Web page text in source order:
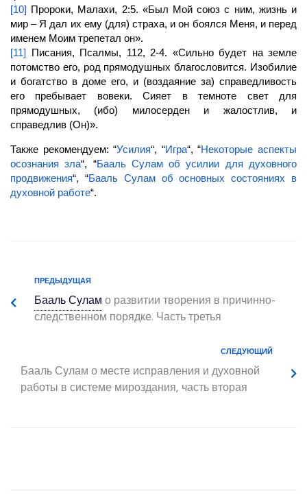
[10] Пророки, Малахи, 2:5. «Был Мой союз с ним, жизнь и
мир – Я дал их ему (для) страха, и он боялся Меня, и перед
именем Моим трепетал он».
[11] Писания, Псалмы, 112, 2-4. «Сильно будет на земле
потомство его, род прямодушных благословится. Изобилие
и богатство в доме его, и (воздаяние за) справедливость
его пребывает вовеки. Сияет в темноте свет для
прямодушных, (ибо) милосерден и жалостлив, и
справедлив (Он)».
Также рекомендуем: “Усилия“, “Игра“, “Некоторые аспекты
осознания зла“, “Бааль Сулам об усилии для духовного
продвижения“, “Бааль Сулам об основных состояниях в
духовной работе“.
ПРЕДЫДУЩАЯ
Бааль Суламо развитии творения в причинно-
следственном порядке. Часть третья
СЛЕДУЮЩИЙ
Бааль Суламо месте исправления и духовной
работы в системе мироздания, часть вторая